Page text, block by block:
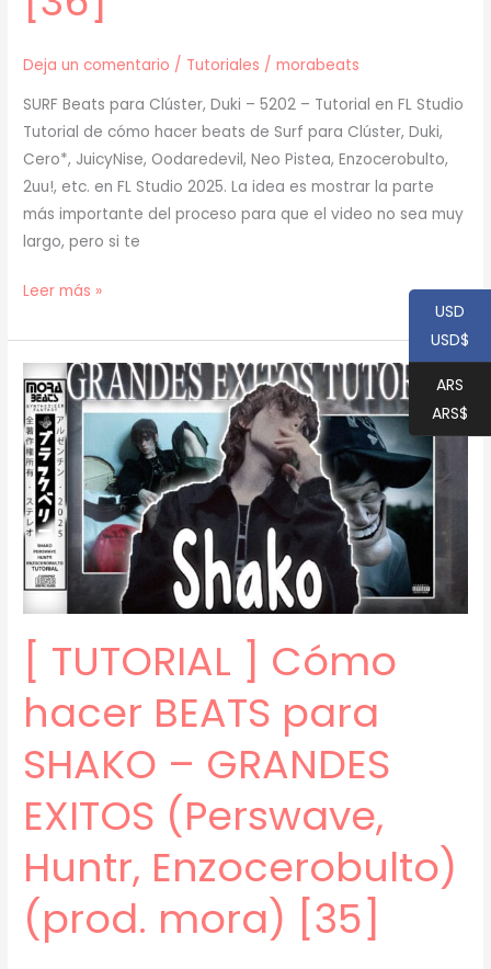
Deja un comentario / Tutoriales /morabeats
SURF Beats para Clúster, Duki – 5202 – Tutorial en FL Studio
Tutorial de cómo hacer beats de Surf para Clúster, Duki,
Cero*, JuicyNise, Oodaredevil, Neo Pistea, Enzocerobulto,
2uu!, etc. en FL Studio 2025. La idea es mostrar la parte
más importante del proceso para que el video no sea muy
largo, pero si te
[
]
Cómo
Hacer
BEATS
de
SURF
para
Clúster
y
Duki
–
5202
(prod.
mora)
[36]
Leer más »
[ TUTORIAL ] Cómo
hacer BEATS para
SHAKO – GRANDES
EXITOS (Perswave,
Huntr, Enzocerobulto)
(prod. mora) [35]
USD
USD$
ARS
ARS$